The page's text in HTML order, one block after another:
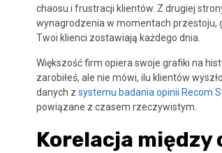
chaosu i frustracji klientów. Z drugiej
wynagrodzenia w momentach przestoju,
Twoi klienci zostawiają każdego dnia.
Większość firm opiera swoje grafiki na
zarobiłeś, ale nie mówi, ilu klientów
danych z systemu badania opinii Recom
powiązane z czasem rzeczywistym.
Korelacja między